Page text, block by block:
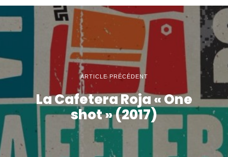
ARTICLE PRÉCÉDENT
La Cafetera Roja « One
shot » (2017)